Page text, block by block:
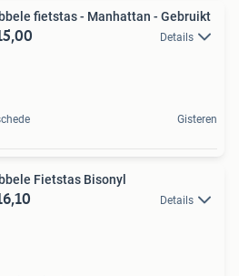
fietstas - Manhattan - Gebruikt
Details
Gisteren
Fietstas Bisonyl
Details